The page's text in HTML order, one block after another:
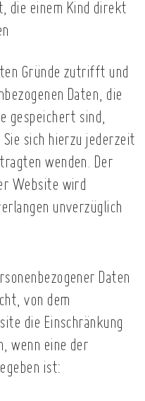
die einem Kind direkt
Gründe zutrifft und
Daten, die
gespeichert sind,
sich hierzu jederzeit
wenden. Der
Website wird
unverzüglich
Daten
von dem
die Einschränkung
wenn eine der
ist: